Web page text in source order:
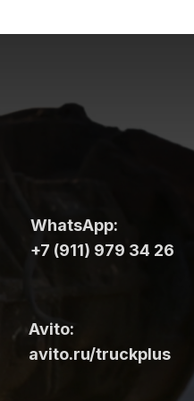
WhatsApp:
+7 (911) 979 34 26
Avito:
avito.ru/truckplus